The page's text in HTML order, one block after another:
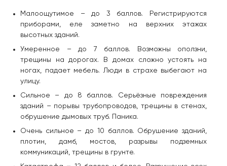
Малоощутимое – до 3 баллов. Регистрируются
приборами, еле заметно на верхних этажах
высотных зданий.
Умеренное – до 7 баллов. Возможны оползни,
трещины на дорогах. В домах сложно устоять на
ногах, падает мебель. Люди в страхе выбегают на
улицу.
Сильное – до 8 баллов. Серьёзные повреждения
зданий – порывы трубопроводов, трещины в стенах,
обрушение дымовых труб. Паника.
Очень сильное – до 10 баллов. Обрушение зданий,
плотин, дамб, мостов, разрывы подземных
коммуникаций, трещины в грунте.